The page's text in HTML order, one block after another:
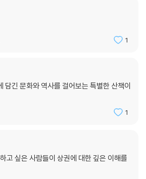
른 특징을 보이는 메가와 네오, 둘 중 어느 상권
다. 불과 몇 년 전만 해도 그 세력이 작았던 성
가와 어깨를 나란히 할 정도로 도약할 수 있었던
운 지평을 연 것이 하나 더 있다. 바로 한류다.
중되지 않고 뷰티, 패션, 클리닉으로 확장되면서
의 욕구를 반영해 재편되고 있다. 이렇듯 상권
지도 않는다. 시대에 따라, 주변 환경에 따라,
러보면 점포와 방문객 외에 수많은 요소가 거리
을 깨닫게 된다. 크고 작은 빌딩들, 눈길을 사로
버스킹 등 오래되었거나 새롭게 생긴 모든 것들
1
담긴 문화와 역사를 걸어보는 특별한 산책이
1
고 싶은 사람들이 상권에 대한 깊은 이해를